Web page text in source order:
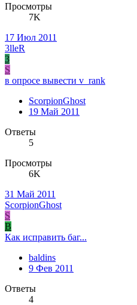
Просмотры
7K
17 Июл 2011
3lleR
3
S
в опросе вывести v_rank
ScorpionGhost
19 Май 2011
Ответы
5
Просмотры
6K
31 Май 2011
ScorpionGhost
S
B
Как исправить баг...
baldins
9 Фев 2011
Ответы
4